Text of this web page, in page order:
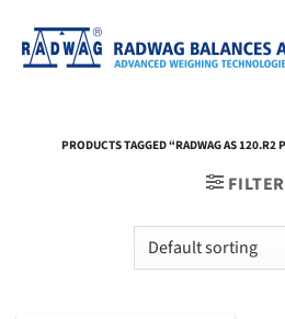
content
PRODUCTS TAGGED “RADWAG AS 120.R2
FILTER